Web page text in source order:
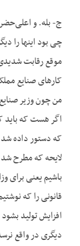
ج- بله. و
چی بود اینها را
موقع رقابت
کارهای صنایع
من چون وزیر
اگر هست که باید
که دستور داده
لایحه که مطرح شد
باشیم یعنی برای
قانونی را که
افزایش تولید
دیگری در واقع